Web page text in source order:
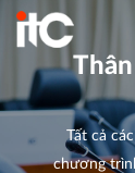
Tất cả
chương